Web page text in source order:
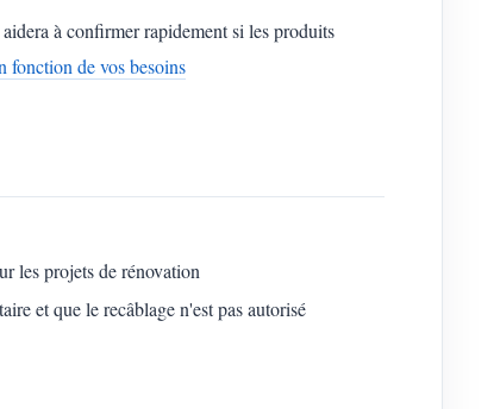
à confirmer rapidement si les produits
fonction de vos besoins
les projets de rénovation
et que le recâblage n'est pas autorisé